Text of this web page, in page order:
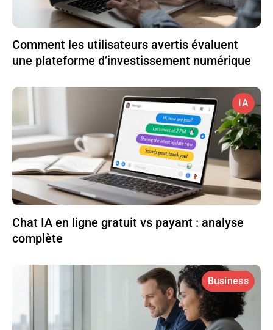
Comment les utilisateurs avertis évaluent
une plateforme d’investissement numérique
IA
Chat IA en ligne gratuit vs payant : analyse
complète
Business